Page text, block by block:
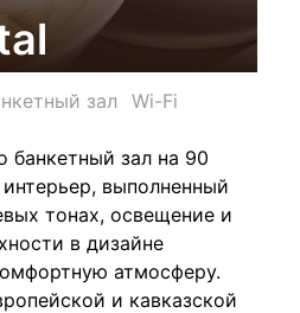
зал
Wi-Fi
банкетный зал на 90
выполненный
тонах, освещение и
в дизайне
атмосферу.
и кавказской